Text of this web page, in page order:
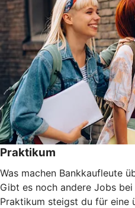
Praktikum
Was machen Bankkaufleute
Gibt es noch andere Jobs
Praktikum steigst du für eine